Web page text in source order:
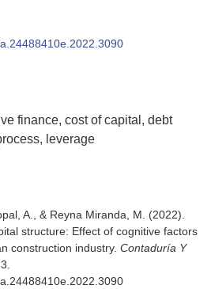
finance cost of capital
debt
leverage
A., & Reyna Miranda, M. (2022).
structure: Effect of cognitive factors
construction industry. Contaduría Y